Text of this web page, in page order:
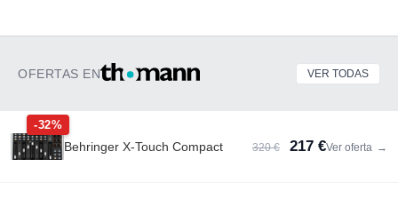
OFERTAS EN VER TODAS
-32%
Behringer X-Touch Compact 320 € 217 €Ver oferta →